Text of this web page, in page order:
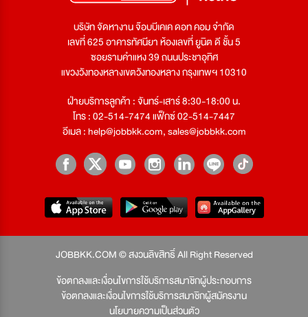
บริษัท จัดหางาน จ๊อบบีเคเค ดอท คอม จำกัด
เลขที่ 625 อาคารทัศนียา ห้องเลขที่ ยูนิต ดี ชั้น 5
ซอยรามคำแหง 39 ถนนประชาอุทิศ
แขวงวังทองหลางเขตวังทองหลาง กรุงเทพฯ 10310
ฝ่ายบริการลูกค้า : จันทร์-เสาร์ 8:30-18:00 น.
โทร : 02-514-7474 แฟ็กซ์ 02-514-7447
อีเมล :help@jobbkk.com,sales@jobbkk.com
JOBBKK.COM © สงวนลิขสิทธิ์ All Right Reserved
ข้อตกลงและเงื่อนไขการใช้บริการสมาชิกผู้ประกอบการ
ข้อตกลงและเงื่อนไขการใช้บริการสมาชิกผู้สมัครงาน
นโยบายความเป็นส่วนตัว